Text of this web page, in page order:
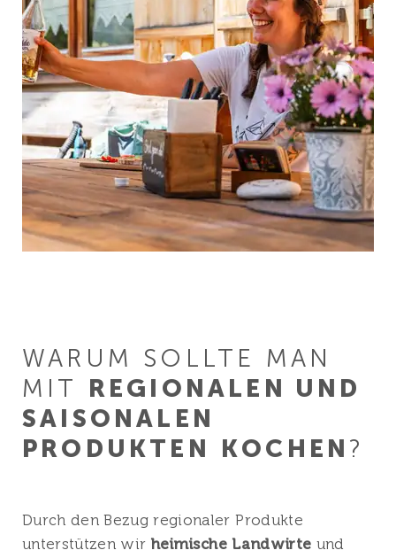
WARUM SOLLTE MAN
MIT REGIONALEN UND
SAISONALEN
PRODUKTEN
KOCHEN ?
Durch den Bezug regionaler Produkte
unterstützen wir heimische Landwirte und